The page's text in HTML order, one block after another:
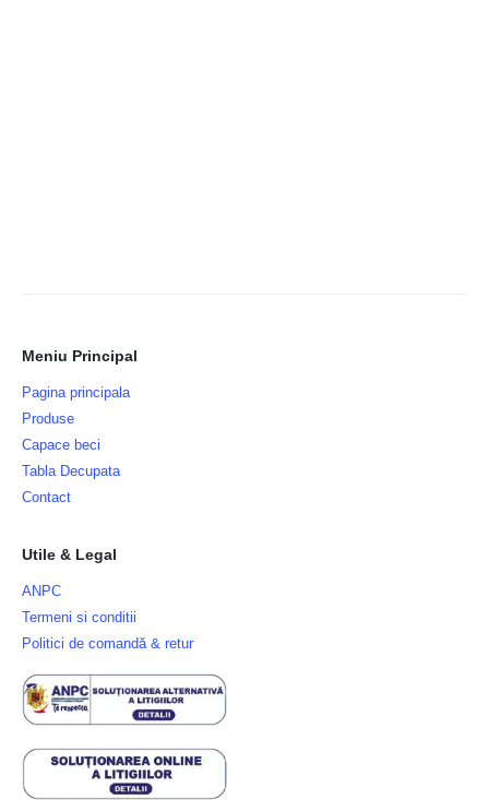
Meniu Principal
Pagina principala
Produse
Capace beci
Tabla Decupata
Contact
Utile & Legal
ANPC
Termeni si conditii
Politici de comandă & retur